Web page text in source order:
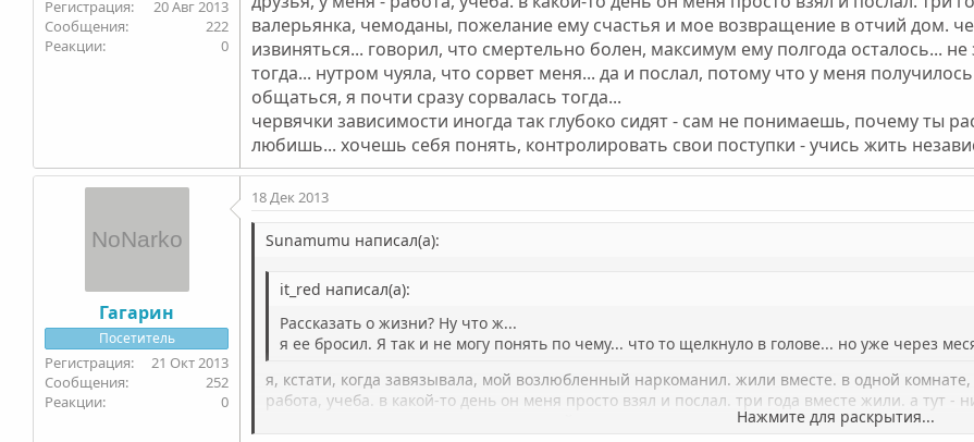
20 Авг 2013
222
0
валерьянка, чемоданы, пожелание ему счастья и мое возвращение в отчий дом.
извиняться... говорил, что смертельно болен, максимум ему полгода осталось...
тогда... нутром чуяла, что сорвет меня... да и послал, потому что у меня
общаться, я почти сразу сорвалась тогда...
червячки зависимости иногда так глубоко сидят - сам не понимаешь, почему ты
любишь... хочешь себя понять, контролировать свои поступки - учись жить
Гагарин
Посетитель
21 Окт 2013
252
0
18 Дек 2013
Sunamumu написал(а):
it_red написал(а):
Рассказать о жизни? Ну что ж...
я ее бросил. Я так и не могу понять по чему... что то щелкнуло в голове... но уже через
я, кстати, когда завязывала, мой возлюбленный наркоманил. жили вместе. в одной
работа, учеба. в какой-то день он меня просто взял и послал. три года вместе жили. а тут -
ему счастья и мое возвращение в отчий дом. через две недели позвонил, встретились,
Нажмите для раскрытия...